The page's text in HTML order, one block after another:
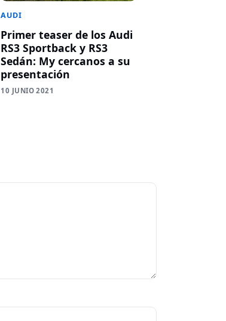
AUDI
Primer teaser de los Audi
RS3 Sportback y RS3
Sedán: My cercanos a su
presentación
10 JUNIO 2021